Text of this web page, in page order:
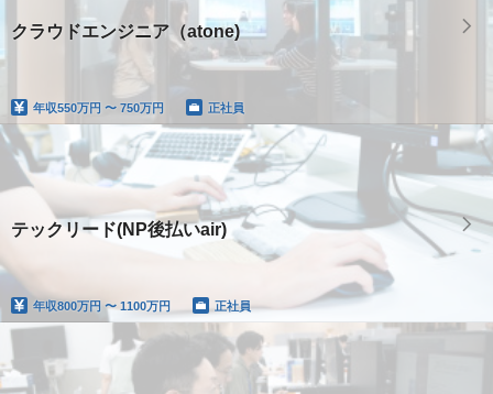
クラウドエンジニア（atone)
年収550万円 〜 750万円 正社員
テックリード(NP後払いair)
年収800万円 〜 1100万円 正社員